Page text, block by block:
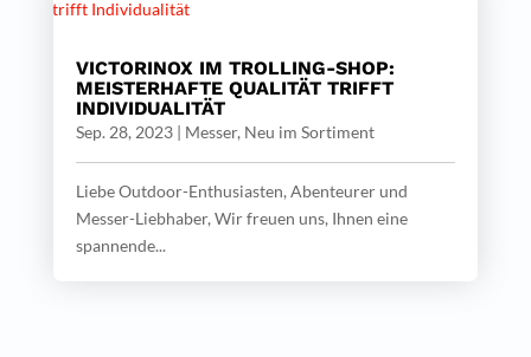
VICTORINOX IM TROLLING-SHOP:
MEISTERHAFTE QUALITÄT TRIFFT
INDIVIDUALITÄT
Sep. 28, 2023| Messer, Neu im Sortiment
Liebe Outdoor-Enthusiasten, Abenteurer und
Messer-Liebhaber, Wir freuen uns, Ihnen eine
spannende...